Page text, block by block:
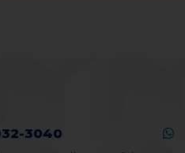
3040